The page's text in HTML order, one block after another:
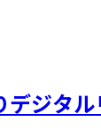
ジタル